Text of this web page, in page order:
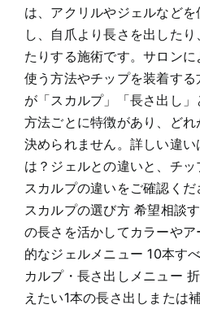
は、アクリルやジェルなど
し、自爪より長さを出した
たりする施術です。サロン
使う方法やチップを装着す
が「スカルプ」「長さ出し」
方法ごとに特徴があり、ど
決められません。詳しい違い
は？ジェルとの違いと、チ
スカルプの違いをご確認く
スカルプの選び方 希望相談
の長さを活かしてカラーや
的なジェルメニュー 10本す
カルプ・長さ出しメニュー
えたい1本の長さ出しまたは